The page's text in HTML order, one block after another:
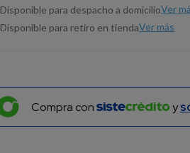
Disponible para despacho a domicilioVer
Disponible para retiro en tiendaVer más
Compra con y